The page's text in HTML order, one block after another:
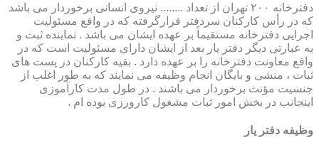
دفترخانه ۲۰۰ تهران از تعداد ........ نیروی انسانی برخوردار می باشد
که در رأس کارکنان سردفتر قرارگرفته که در واقع مسئولیت
اجرایی دفترخانه مستقیماً بر عهده ایشان می باشد . نماینده ثبت و
به عبارتی دیگر دفتر یار بعد از ایشان دارای مسئولیت است که در
واقع معاونت دفترخانه را بر عهده دارد . بقیه کارکنان در پست های
ثبات ، منشی و بایگان انجام وظیفه می نمایند که به طور اغلب از
جنسیت مؤنث برخوردار می باشند . در طول مدت کارآموزی
اینجانب در بخش امور ثبات مشغول کارورزی بوده ام .
وظیفه دفتر یار